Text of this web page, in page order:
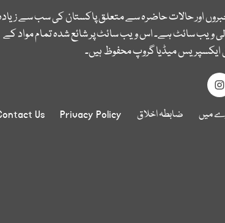
اور حالات حاضرہ سے متعلق پاکستان کی سب سے
ویب سائٹ ہے۔ اس ویب سائٹ پر شائع شدہ تمام مواد کے
میڈیا گروپ محفوظ ہیں۔
میں ضابطہ اخلاق Privacy Policy
Us